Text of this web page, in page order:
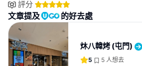
評分
文章提及 的好去處
炑八韓烤 (屯門)
5 5 人想去